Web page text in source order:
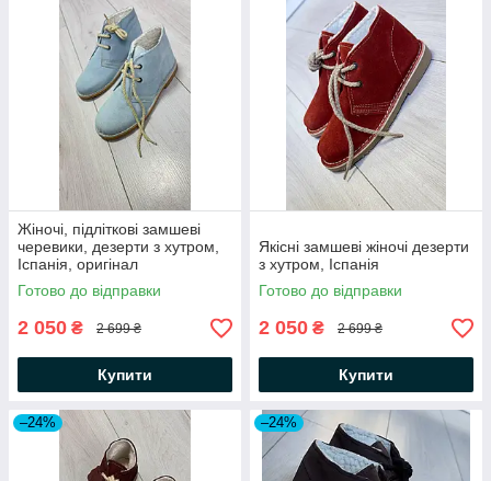
Жіночі, підліткові замшеві
черевики, дезерти з хутром,
Іспанія, оригінал
Готово до відправки
2 050 ₴ 2 699 ₴
Купити
Якісні замшеві жіночі дезерти
з хутром, Іспанія
Готово до відправки
2 050 ₴ 2 699 ₴
Купити
–24% –24%